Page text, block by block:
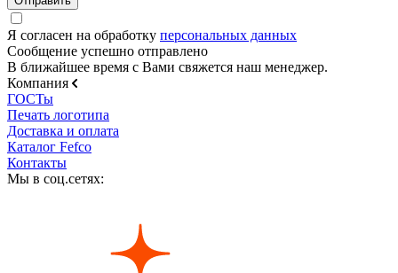
Я согласен на обработку персональных данных
Сообщение успешно отправлено
В ближайшее время с Вами свяжется наш менеджер.
Компания
ГОСТы
Печать логотипа
Доставка и оплата
Каталог Fefco
Контакты
Мы в соц.сетях: